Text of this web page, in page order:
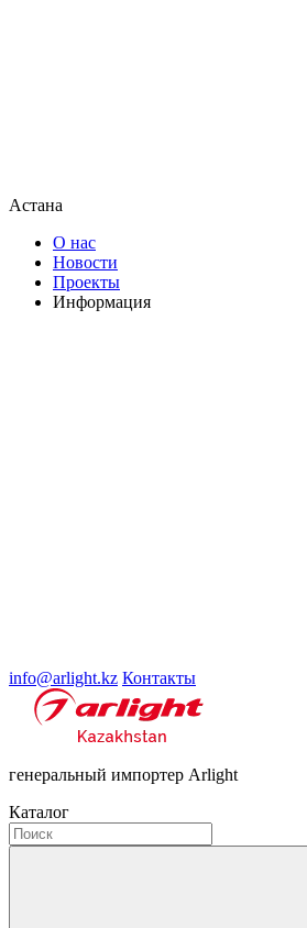
Астана
О нас
Новости
Проекты
Информация
info@arlight.kz Контакты
генеральный импортер Arlight
Каталог